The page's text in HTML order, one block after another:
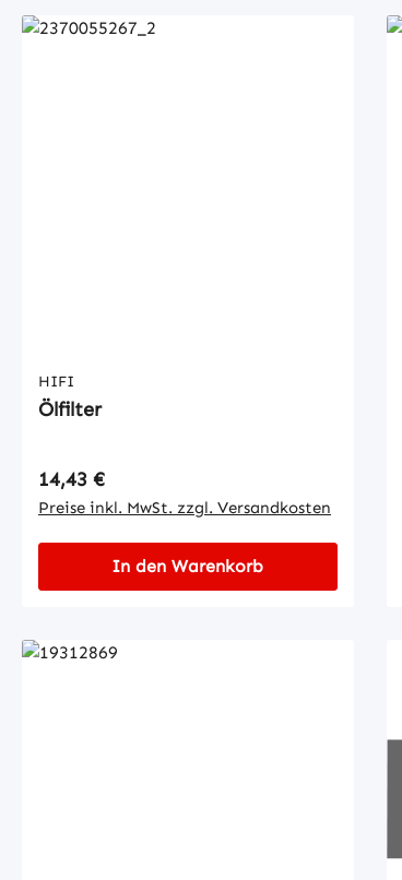
HIFI
Ölfilter
Regulärer Preis:
14,43 €
Preise inkl. MwSt. zzgl. Versandkosten
In den Warenkorb